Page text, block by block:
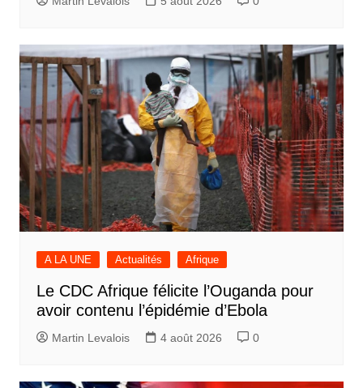
A LA UNE Actualités Afrique
Le CDC Afrique félicite l’Ouganda pour
avoir contenu l’épidémie d’Ebola
Martin Levalois 4 août 2026 0